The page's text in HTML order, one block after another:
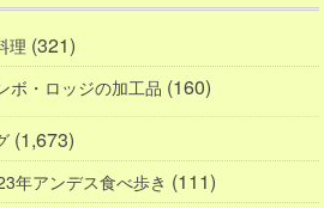
理 (321)
ボ・ロッジの加工品 (160)
(1,673)
年アンデス食べ歩き (111)